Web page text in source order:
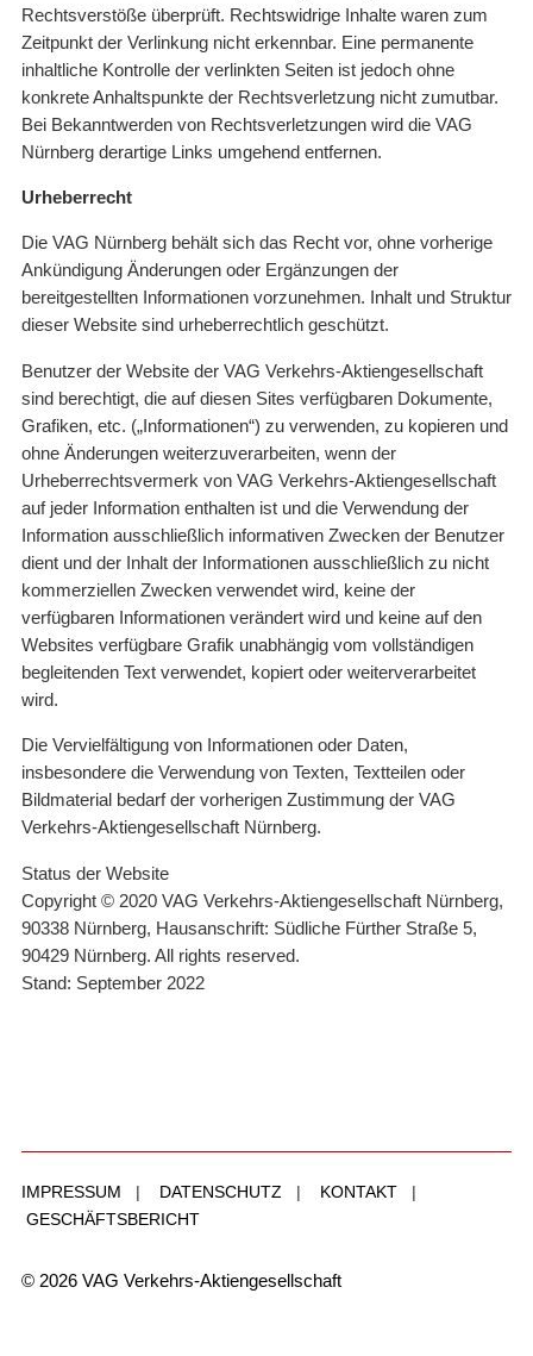
Rechtsverstöße überprüft. Rechtswidrige Inhalte waren zum
Zeitpunkt der Verlinkung nicht erkennbar. Eine permanente
inhaltliche Kontrolle der verlinkten Seiten ist jedoch ohne
konkrete Anhaltspunkte der Rechtsverletzung nicht zumutbar.
Bei Bekanntwerden von Rechtsverletzungen wird die VAG
Nürnberg derartige Links umgehend entfernen.
Urheberrecht
Die VAG Nürnberg behält sich das Recht vor, ohne vorherige
Ankündigung Änderungen oder Ergänzungen der
bereitgestellten Informationen vorzunehmen. Inhalt und Struktur
dieser Website sind urheberrechtlich geschützt.
Benutzer der Website der VAG Verkehrs-Aktiengesellschaft
sind berechtigt, die auf diesen Sites verfügbaren Dokumente,
Grafiken, etc. („Informationen“) zu verwenden, zu kopieren und
ohne Änderungen weiterzuverarbeiten, wenn der
Urheberrechtsvermerk von VAG Verkehrs-Aktiengesellschaft
auf jeder Information enthalten ist und die Verwendung der
Information ausschließlich informativen Zwecken der Benutzer
dient und der Inhalt der Informationen ausschließlich zu nicht
kommerziellen Zwecken verwendet wird, keine der
verfügbaren Informationen verändert wird und keine auf den
Websites verfügbare Grafik unabhängig vom vollständigen
begleitenden Text verwendet, kopiert oder weiterverarbeitet
wird.
Die Vervielfältigung von Informationen oder Daten,
insbesondere die Verwendung von Texten, Textteilen oder
Bildmaterial bedarf der vorherigen Zustimmung der VAG
Verkehrs-Aktiengesellschaft Nürnberg.
Status der Website
Copyright © 2020 VAG Verkehrs-Aktiengesellschaft Nürnberg,
90338 Nürnberg, Hausanschrift: Südliche Fürther Straße 5,
90429 Nürnberg. All rights reserved.
Stand: September 2022
IMPRESSUM | DATENSCHUTZ | KONTAKT|
GESCHÄFTSBERICHT
© 2026 VAG Verkehrs-Aktiengesellschaft